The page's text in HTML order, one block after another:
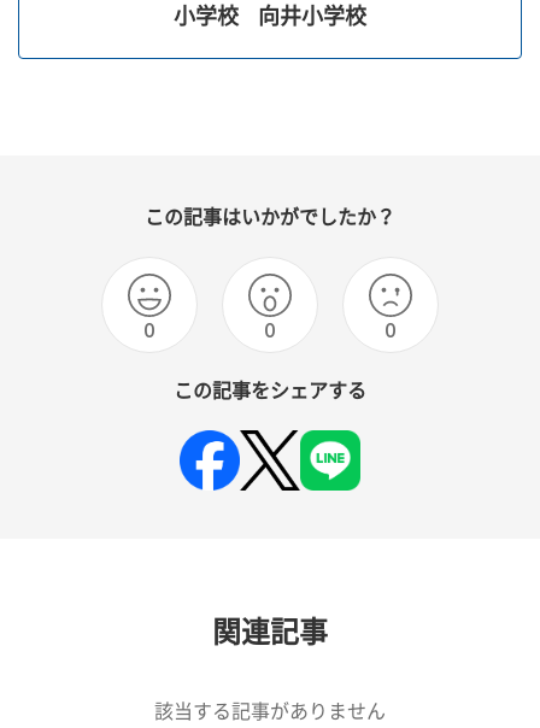
小学校 向井小学校
この記事はいかがでしたか？
0 0 0
この記事をシェアする
関連記事
該当する記事がありません